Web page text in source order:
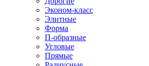
Эконом-класс
Элитные
Форма
П-образные
Угловые
Прямые